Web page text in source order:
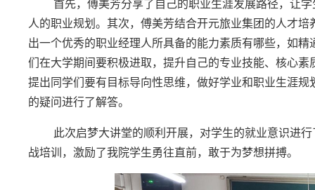
首先，傅美芳分享了自己的职业生涯发展路径，让
人的职业规划。其次，傅美芳结合开元旅业集团的人才
出一个优秀的职业经理人所具备的能力素质有哪些，如
们在大学期间要积极进取，提升自己的专业技能、核心
提出同学们要有目标导向性思维，做好学业和职业生涯
的疑问进行了解答。
此次启梦大讲堂的顺利开展，对学生的就业意识进
战培训，激励了我院学生勇往直前，敢于为梦想拼搏。